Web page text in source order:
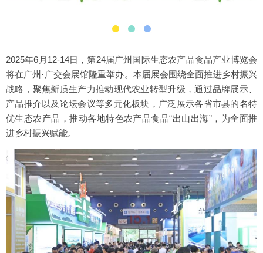
2025年6月12-14日，第24届广州国际生态农产品食品产业博览会
将在广州·广交会展馆隆重举办。本届展会围绕全面推进乡村振兴
战略，聚焦新质生产力推动现代农业转型升级，通过品牌展示、
产品推介以及论坛会议等多元化板块，广泛展示各省市县的名特
优生态农产品，推动各地特色农产品食品“出山出海”，为全面推
进乡村振兴赋能。